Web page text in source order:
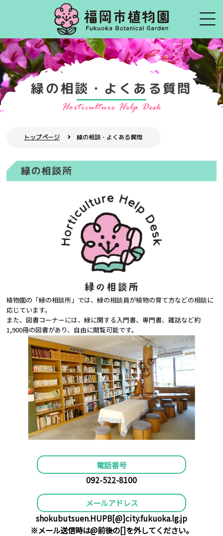
緑の相談・よくある質問
トップページ 緑の相談・よくある質問
緑の相談所
植物園の「緑の相談所」では、緑の相談員が植物の育て方などの相談に
応じています。
また、図書コーナーには、緑に関する入門書、専門書、雑誌など約
1,900冊の図書があり、自由に閲覧可能です。
電話番号
092-522-8100
メールアドレス
shokubutsuen.HUPB[@]city.fukuoka.lg.jp
※メール送信時は@前後の[]を外してください。